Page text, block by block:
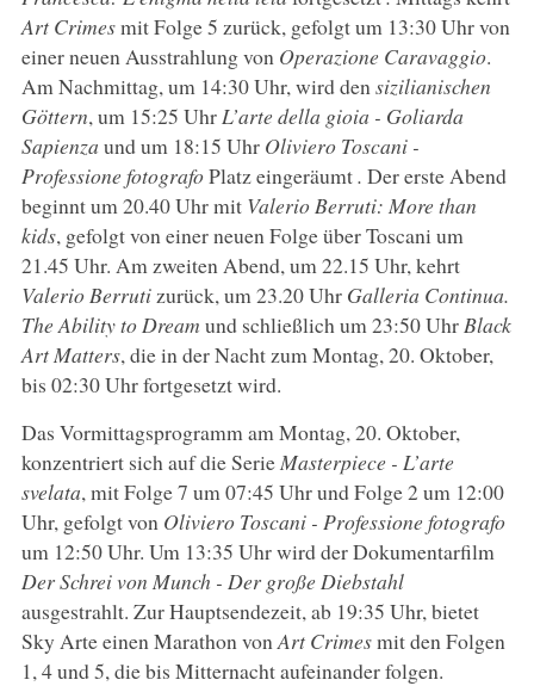
Art Crimesmit Folge 5 zurück, gefolgt um 13:30 Uhr von
einer neuen Ausstrahlung von Operazione Caravaggio.
Am Nachmittag, um 14:30 Uhr, wird den sizilianischen
Göttern, um 15:25 Uhr L’arte della gioia - Goliarda
Sapienza und um 18:15 Uhr Oliviero Toscani -
Professione fotografoPlatz eingeräumt. Der erste Abend
beginnt um 20.40 Uhr mit Valerio Berruti: More than
kids, gefolgt von einer neuen Folge über Toscani um
21.45 Uhr. Am zweiten Abend, um 22.15 Uhr, kehrt
Valerio Berrutizurück, um 23.20 Uhr Galleria Continua.
The Ability to Dream und schließlich um 23:50 Uhr Black
Art Matters, die in der Nacht zum Montag, 20. Oktober,
bis 02:30 Uhr fortgesetzt wird.
Das Vormittagsprogramm am Montag, 20. Oktober,
konzentriert sich auf die Serie Masterpiece - L’arte
svelata, mit Folge 7 um 07:45 Uhr und Folge 2 um 12:00
Uhr, gefolgt von Oliviero Toscani - Professione fotografo
um 12:50 Uhr. Um 13:35 Uhr wird der Dokumentarfilm
Der Schrei von Munch - Der große Diebstahl
ausgestrahlt. Zur Hauptsendezeit, ab 19:35 Uhr, bietet
Sky Arte einen Marathon von Art Crimesmit den Folgen
1, 4 und 5, die bis Mitternacht aufeinander folgen.